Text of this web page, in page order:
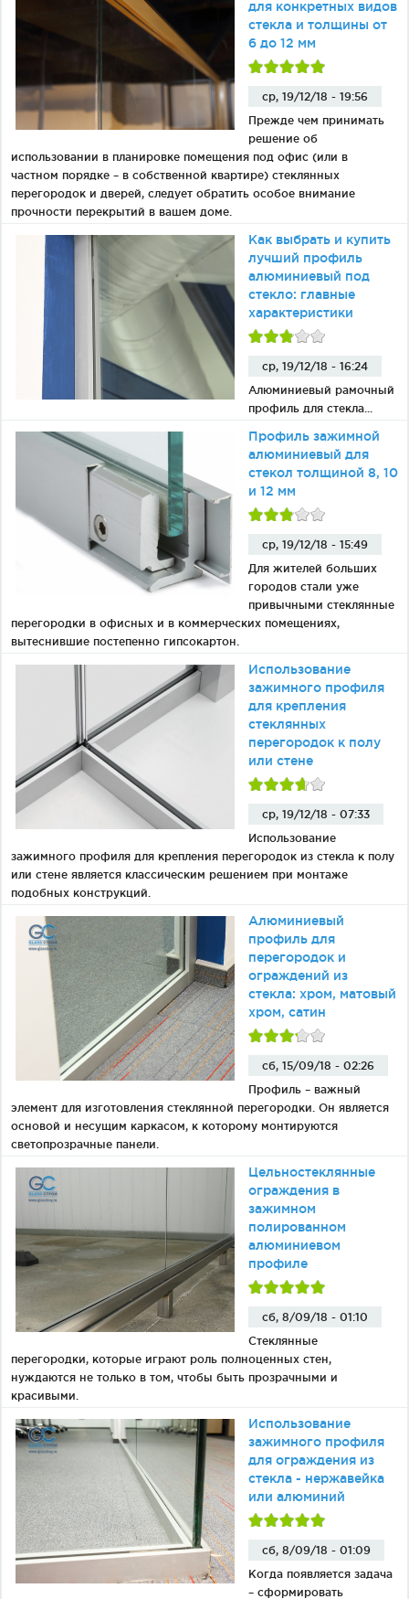
для конкретных видов
стекла и толщины от
6 до 12 мм
ср, 19/12/18 - 19:56
Прежде чем принимать
решение об
использовании в планировке помещения под офис (или в
частном порядке – в собственной квартире) стеклянных
перегородок и дверей, следует обратить особое внимание
прочности перекрытий в вашем доме.
Как выбрать и купить
лучший профиль
алюминиевый под
стекло: главные
характеристики
ср, 19/12/18 - 16:24
Алюминиевый рамочный
профиль для стекла
Профиль зажимной
алюминиевый для
стекол толщиной 8, 10
и 12 мм
ср, 19/12/18 - 15:49
Для жителей больших
городов стали уже
привычными стеклянные
перегородки в офисных и в коммерческих помещениях,
вытеснившие постепенно гипсокартон.
Использование
зажимного профиля
для крепления
стеклянных
перегородок к полу
или стене
ср, 19/12/18 - 07:33
Использование
зажимного профиля для крепления перегородок из стекла к полу
или стене является классическим решением при монтаже
подобных конструкций.
Алюминиевый
профиль для
перегородок и
ограждений из
стекла: хром, матовый
хром, сатин
сб, 15/09/18 - 02:26
Профиль – важный
элемент для изготовления стеклянной перегородки. Он является
основой и несущим каркасом, к которому монтируются
светопрозрачные панели.
Цельностеклянные
ограждения в
зажимном
полированном
алюминиевом
профиле
сб, 8/09/18 - 01:10
Стеклянные
перегородки, которые играют роль полноценных стен,
нуждаются не только в том, чтобы быть прозрачными и
красивыми.
Использование
зажимного профиля
для ограждения из
стекла - нержавейка
или алюминий
сб, 8/09/18 - 01:09
Когда появляется задача
– сформировать